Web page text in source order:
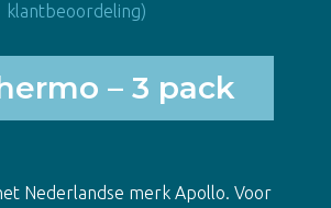
klantbeoordeling)
– 3 pack
Nederlandse merk Apollo. Voor